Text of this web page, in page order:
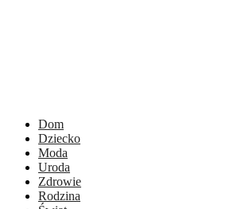
Dom
Dziecko
Moda
Uroda
Zdrowie
Rodzina